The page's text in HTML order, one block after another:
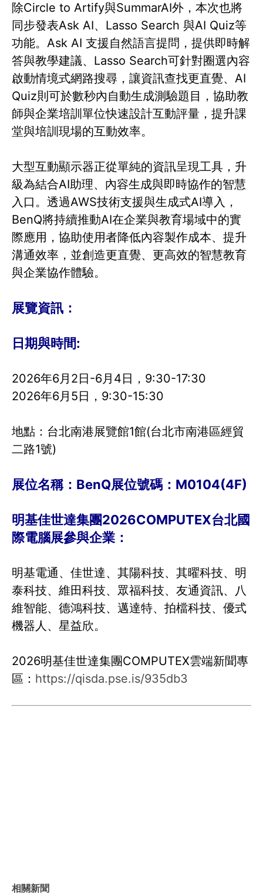
除Circle to Artify與SummarAI外，本次也將
同步發表Ask AI、Lasso Search 與AI Quiz等
功能。Ask AI 支援自然語言提問，提供即時解
答與教學建議、Lasso Search可針對圈選內容
啟動情境式網路搜尋，讓資訊查找更直覺、AI
Quiz則可於數秒內自動生成測驗題目，協助教
師與企業培訓單位快速設計互動評量，提升課
堂與培訓現場的互動效率。
大型互動顯示器正從單純的資訊呈現工具，升
級為結合AI助理、內容生成與即時協作的智慧
入口。透過AWS技術支援與生成式AI導入，
BenQ將持續推動AI在企業與教育場域中的實
際應用，協助使用者降低內容製作成本、提升
溝通效率，並創造更直覺、更高效的智慧教育
與企業協作體驗。
展覽資訊：
日期與時間:
2026年6月2日-6月4日，9:30-17:30
2026年6月5日，9:30-15:30
地點：台北南港展覽館1館(台北市南港區經貿
二路1號)
展位名稱：BenQ展位號碼：M0104(4F)
明基佳世達集團2026COMPUTEX台北國
際電腦展參與企業：
明基電通、佳世達、其陽科技、其曜科技、明
泰科技、維田科技、眾福科技、友通資訊、八
維智能、德鴻科技、邁達特、拍檔科技、優式
機器人、星益欣。
2026明基佳世達集團COMPUTEX雲端新聞專
區： https://qisda.pse.is/935db3
相關新聞